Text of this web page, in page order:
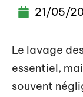
21/05/
Le lavage
essentiel,
souvent